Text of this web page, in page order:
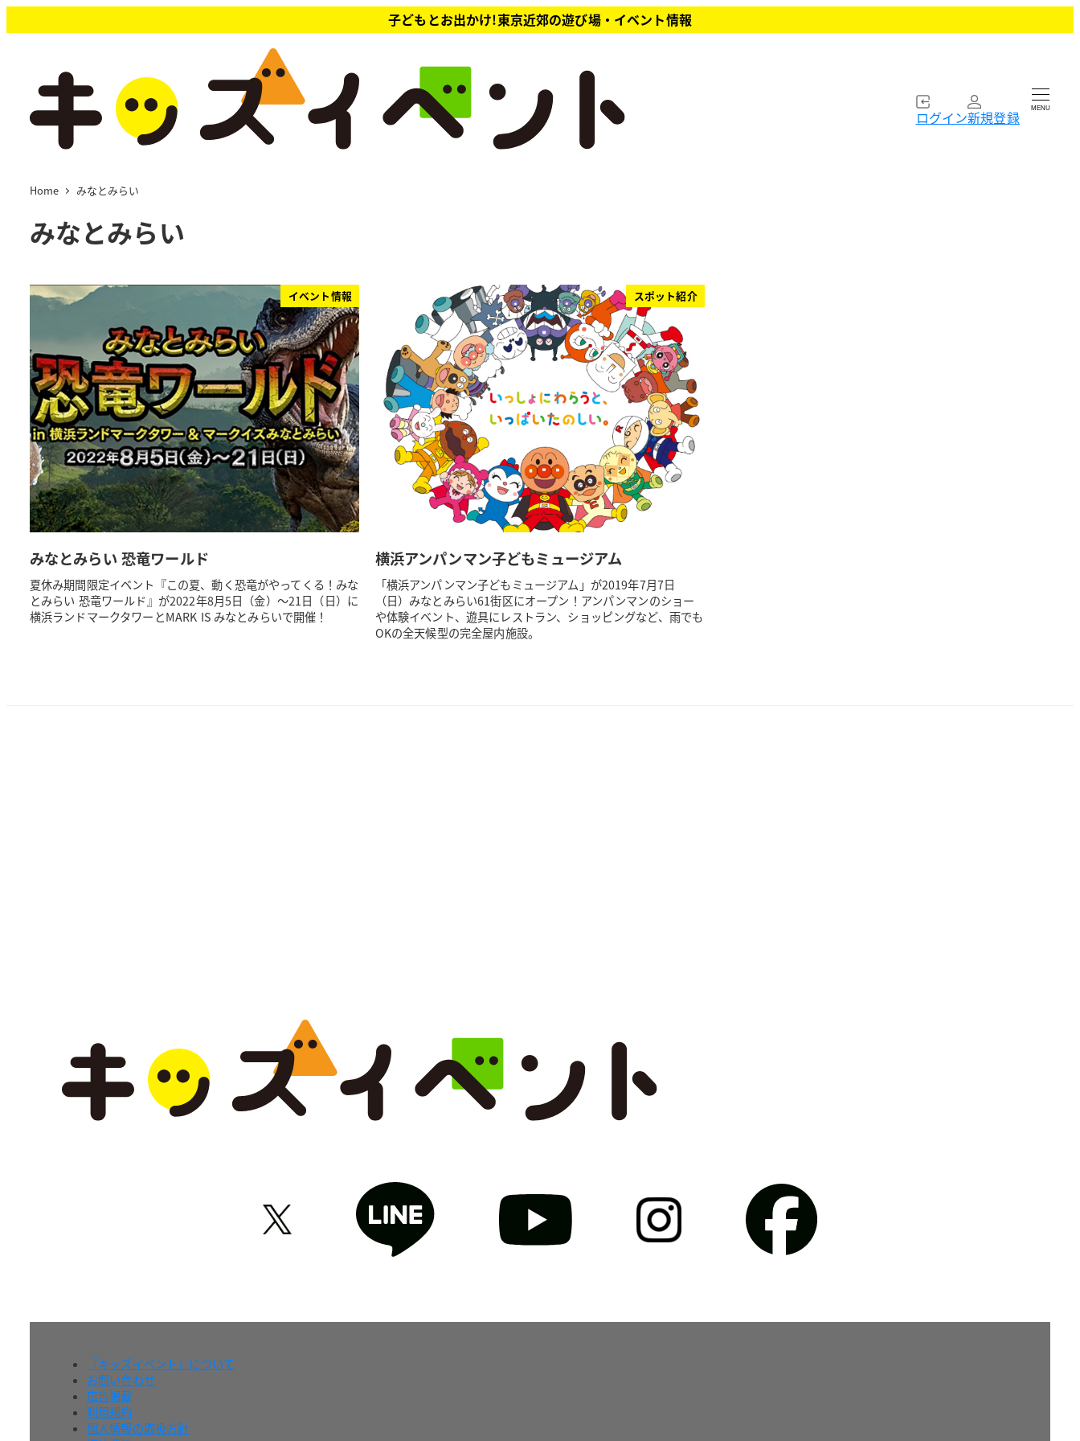
イ
子どもとお出かけ!東京近郊の遊び場・イベント情報
ログイン新規登録 MENU
Home みなとみらい
みなとみらい
イベント情報
みなとみらい 恐竜ワールド
夏休み期間限定イベント『この夏、動く恐竜がやってくる！みな
とみらい 恐竜ワールド』が2022年8月5日（金）～21日（日）に
横浜ランドマークタワーとMARK IS みなとみらいで開催！
スポット紹介
横浜アンパンマン子どもミュージアム
「横浜アンパンマン子どもミュージアム」が2019年7月7日
（日）みなとみらい61街区にオープン！アンパンマンのショー
や体験イベント、遊具にレストラン、ショッピングなど、雨でも
OKの全天候型の完全屋内施設。
『キッズイベント』について
お問い合わせ
広告掲載
利用規約
個人情報の取扱方針